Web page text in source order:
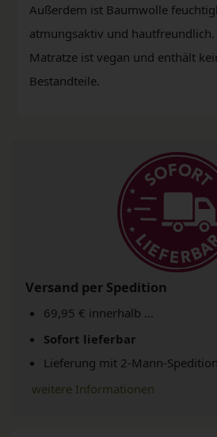
Außerdem ist Baumwolle
atmungsaktiv und hautfreundlich.
Matratze ist vegan und enthält
Bestandteile.
Versand per Spedition
69,95 € innerhalb ...
Sofort lieferbar
Lieferung mit 2-Mann-
weitere Informationen